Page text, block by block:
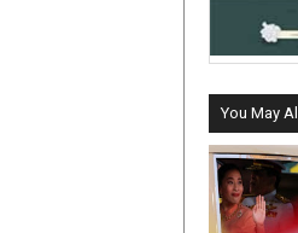
You May